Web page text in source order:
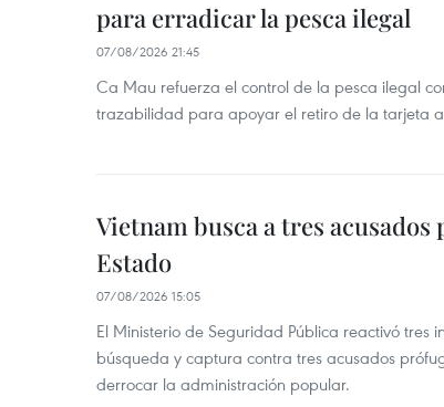
para erradicar la pesca ilegal
07/08/2026 21:45
Ca Mau refuerza el control de la pesca ilegal
trazabilidad para apoyar el retiro de la tarjeta
Vietnam busca a tres
Estado
07/08/2026 15:05
El Ministerio de Seguridad Pública reactivó tres
búsqueda y captura contra tres acusados
derrocar la administración popular.